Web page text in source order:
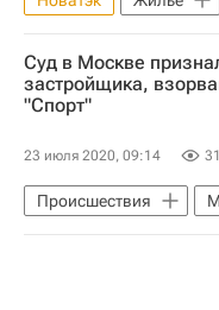
Москва
Ислам
Леонид Михельсон
Элитное жилье
Суд в Москве
застройщика,
"Спорт"
23 июля 2020, 09:14
Происшествия
ВТБ (банк)
ГК